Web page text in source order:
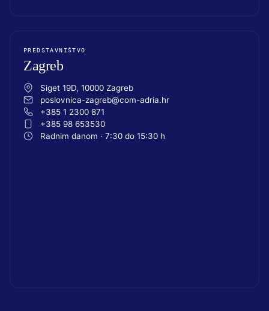
PREDSTAVNIŠTVO
Zagreb
Siget 19D, 10000 Zagreb
poslovnica-zagreb@com-adria.hr
+385 1 2300 871
+385 98 653530
Radnim danom · 7:30 do 15:30 h